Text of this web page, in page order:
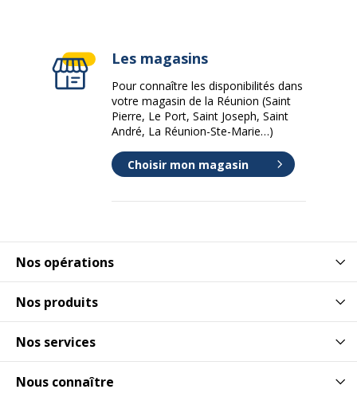
Nos opérations
Nos produits
Nos services
Nous connaître
Les magasins
Pour connaître les disponibilités dans
votre magasin de la Réunion (Saint
Pierre, Le Port, Saint Joseph, Saint
André, La Réunion-Ste-Marie…)
Choisir mon magasin